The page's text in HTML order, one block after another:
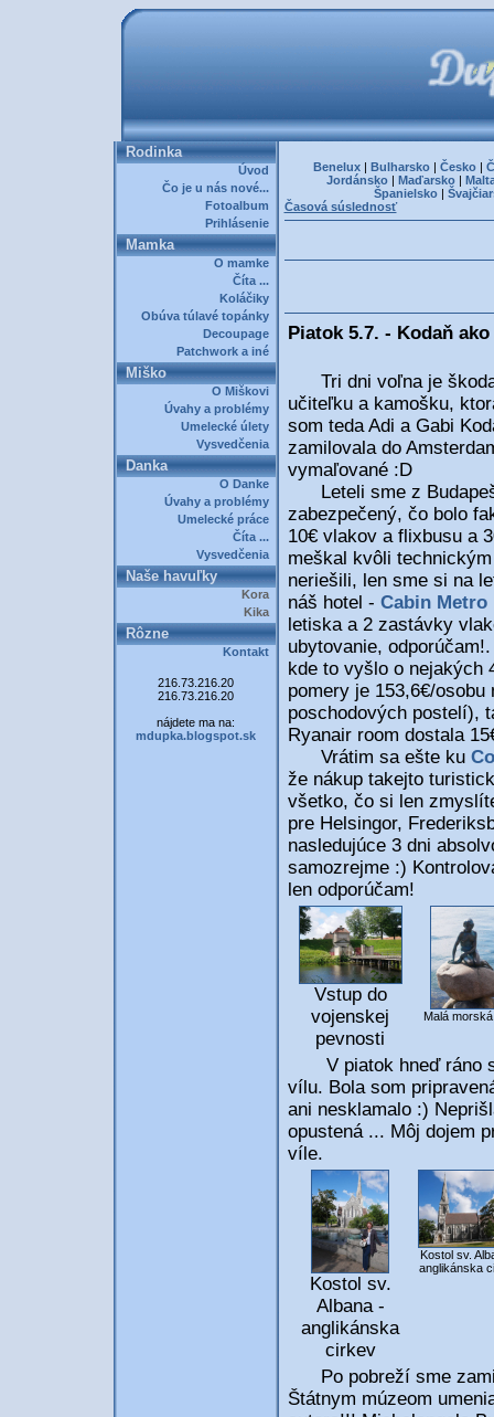
Rodinka
Úvod
Čo je u nás nové...
Fotoalbum
Prihlásenie
Mamka
O mamke
Číta ...
Koláčiky
Obúva túlavé topánky
Decoupage
Patchwork a iné
Miško
O Miškovi
Úvahy a problémy
Umelecké úlety
Vysvedčenia
Danka
O Danke
Úvahy a problémy
Umelecké práce
Číta ...
Vysvedčenia
Naše havuľky
Kora
Kika
Rôzne
Kontakt
216.73.216.20
216.73.216.20
nájdete ma na:
mdupka.blogspot.sk
Benelux | Bulharsko | Česko |
Jordánsko | Maďarsko |
Španielsko|
Časová súslednosť
Piatok 5.7. - Kodaň
Tri dni voľna je škoda
učiteľku a kamošku,
som teda Adi a Gabi
zamilovala do
vymaľované :D
Leteli sme z
zabezpečený, čo bolo
10€ vlakov a flixbusu a
meškal kvôli
neriešili, len sme si na
náš hotel - Cabin Metro
letiska a 2 zastávky
ubytovanie,
kde to vyšlo o nejakých
pomery je 153,6€/
poschodových postelí),
Ryanair room dostala
Vrátim sa ešte ku
že nákup takejto
všetko, čo si len
pre Helsingor,
nasledujúce 3 dni
samozrejme :)
len odporúčam!
Vstup do
vojenskej
pevnosti
Malá
V piatok hneď ráno
vílu. Bola som
ani nesklamalo :)
opustená ... Môj dojem
víle.
Kostol sv.
Albana -
anglikánska
cirkev
Kostol sv.
anglikánska
Po pobreží sme
Štátnym múzeom